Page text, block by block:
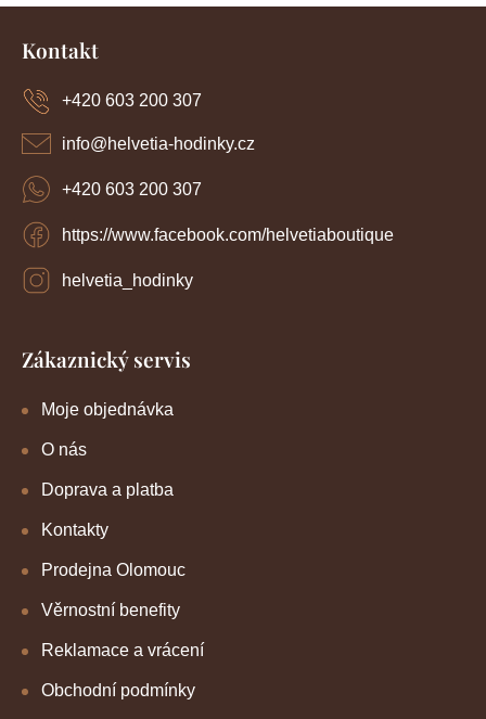
Z
Kontakt
info@helvetia-hodinky.cz
+420 603 200 307
https://www.facebook.com/helvetiaboutique
helvetia_hodinky
+420 603 200 307
Zákaznický servis
Moje objednávka
O nás
Doprava a platba
Kontakty
Prodejna Olomouc
Věrnostní benefity
Reklamace a vrácení
Obchodní podmínky